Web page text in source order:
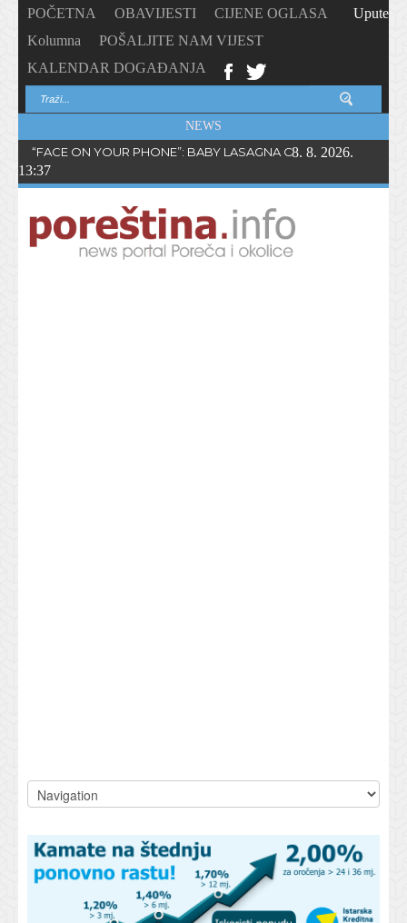
POČETNA OBAVIJESTI
CIJENE OGLASA
Kolumna
POŠALJITE NAM VIJEST
KALENDAR DOGAĐANJA
Upute
NEWS
“FACE ON YOUR PHONE”: BABY LASAGNA OBJAVIO NOVI
8. 8. 2026.
13:37